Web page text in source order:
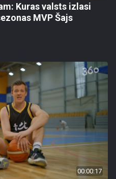
Kuras valsts izlasi
MVP Šajs
00:00:17